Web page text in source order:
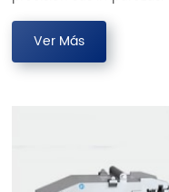
Ver Más